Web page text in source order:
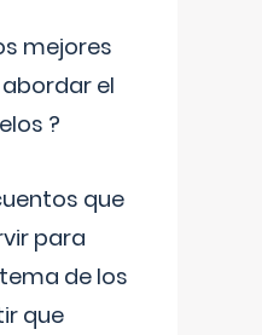
mejores
el
?
que
para
de los
que